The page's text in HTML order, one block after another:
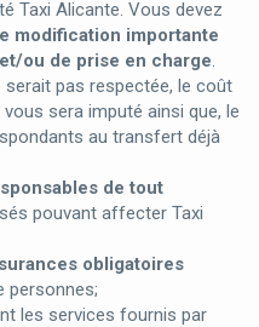
Taxi Alicante. Vous devez
modification importante
ou de prise en charge.
pas respectée, le coût
sera imputé ainsi que, le
au transfert déjà
de tout
pouvant affecter Taxi
obligatoires
personnes;
les services fournis par